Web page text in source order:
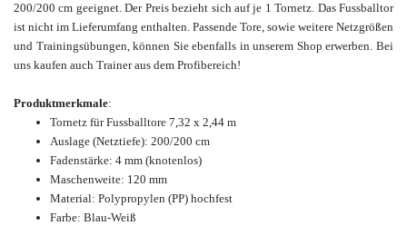
200/200 cm geeignet. Der Preis bezieht sich auf je 1 Tornetz. Das Fussballtor
ist nicht im Lieferumfang enthalten. Passende Tore, sowie weitere Netzgrößen
und Trainingsübungen, können Sie ebenfalls in unserem Shop erwerben. Bei
uns kaufen auch Trainer aus dem Profibereich!
Produktmerkmale:
Tornetz für Fussballtore 7,32 x 2,44 m
Auslage (Netztiefe): 200/200 cm
Fadenstärke: 4 mm (knotenlos)
Maschenweite: 120 mm
Material: Polypropylen (PP) hochfest
Farbe: Blau-Weiß